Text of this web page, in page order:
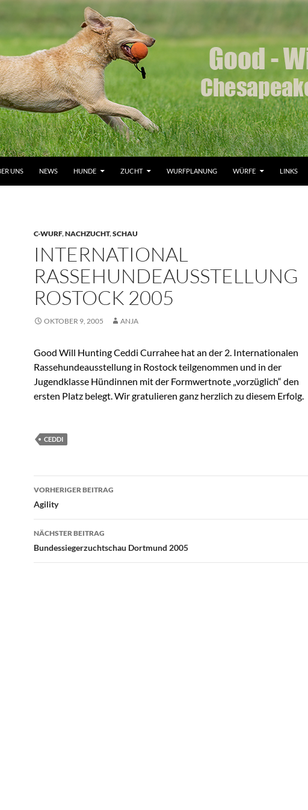
UNS NEWS HUNDE ZUCHT WURFPLANUNG WÜRFE LINKS
C-WURF,NACHZUCHT,SCHAU
INTERNATIONAL
RASSEHUNDEAUSSTELLUNG
ROSTOCK 2005
OKTOBER 9, 2005 ANJA
Good Will Hunting Ceddi Currahee hat an der 2. Internationalen
Rassehundeausstellung in Rostock teilgenommen und in der
Jugendklasse Hündinnen mit der Formwertnote „vorzüglich“ den
ersten Platz belegt. Wir gratulieren ganz herzlich zu diesem Erfolg.
CEDDI
Beitragsnavigation
VORHERIGER BEITRAG
Agility
NÄCHSTER BEITRAG
Bundessiegerzuchtschau Dortmund 2005